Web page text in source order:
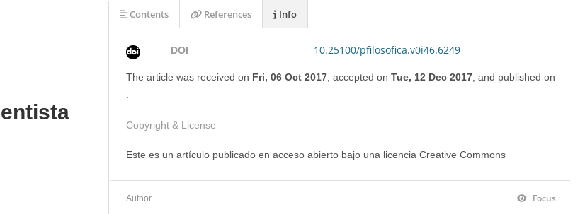
DOI 10.25100/pfilosofica.v0i46.6249
The article was received on Fri, 06 Oct 2017 accepted on Tue, 12 Dec 2017 and published on
Copyright & License
Este es un artículo publicado en acceso abierto bajo una licencia Creative Commons
Author
Focus
Contents References Info